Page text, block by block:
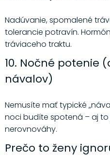
Nadúvanie, spomalené
tolerancie potravín.
tráviaceho traktu.
10. Nočné potenie
návalov)
Nemusíte mať typické
noci budíte spotená – aj to
nerovnováhy.
Prečo to ženy